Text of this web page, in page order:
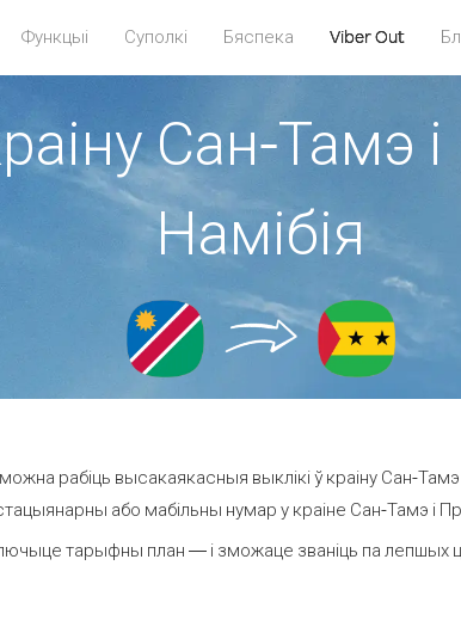
Функцыі Суполкі Бяспека Viber Out
Сан-Тамэ
Намібія
рабіць высакаякасныя выклікі ў краіну Сан-Тамэ і
або мабільны нумар у краіне Сан-Тамэ і
тарыфны план — і зможаце званіць па лепшых